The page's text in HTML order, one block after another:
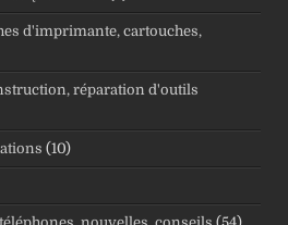
d'imprimante, cartouches,
réparation d'outils
(10)